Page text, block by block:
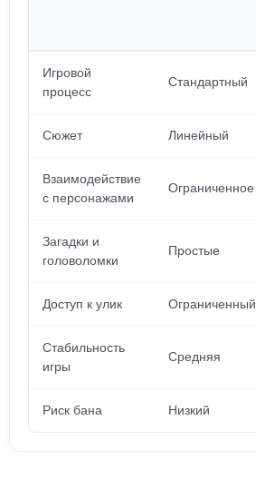
Игровой
процесс
Стандартный
Сюжет Линейный
Взаимодействие
с персонажами
Ограниченное
Загадки и
головоломки
Простые
Доступ к улик Ограниченный
Стабильность
игры
Средняя
Риск бана Низкий